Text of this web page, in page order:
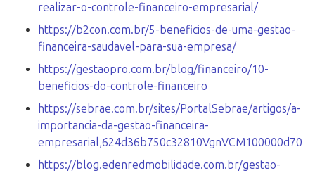
realizar-o-controle-financeiro-empresarial/
https://b2con.com.br/5-beneficios-de-uma-gestao-
financeira-saudavel-para-sua-empresa/
https://gestaopro.com.br/blog/financeiro/10-
beneficios-do-controle-financeiro
https://sebrae.com.br/sites/PortalSebrae/artigos/a-
importancia-da-gestao-financeira-
https://blog.edenredmobilidade.com.br/gestao-